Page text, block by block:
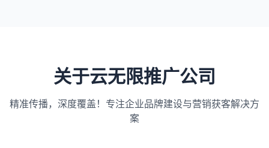
关于云无限推广公司
精准传播，深度覆盖！专注企业品牌建设与营销获客解决方
案